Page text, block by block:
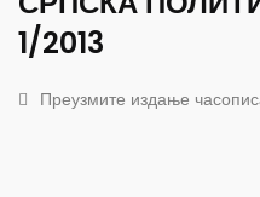
1/2013
Преузмите издање